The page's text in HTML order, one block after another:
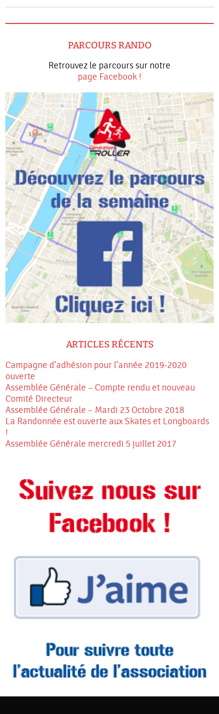
PARCOURS RANDO
Retrouvez le parcours sur notre
page Facebook !
ARTICLES RÉCENTS
Campagne d’adhésion pour l’année 2019-2020
ouverte
Assemblée Générale – Compte rendu et nouveau
Comité Directeur
Assemblée Générale – Mardi 23 Octobre 2018
La Randonnée est ouverte aux Skates et Longboards
!
Assemblée Générale mercredi 5 juillet 2017